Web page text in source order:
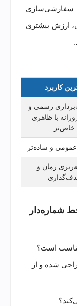
سفارشی‌سازی
ارزش بیشتری
کاربرد
رسمی و
با ظاهری
خاص‌تر
عمومی و ساده‌تر
زمان و
شماره‌دار
مناسب است؟
شده و از